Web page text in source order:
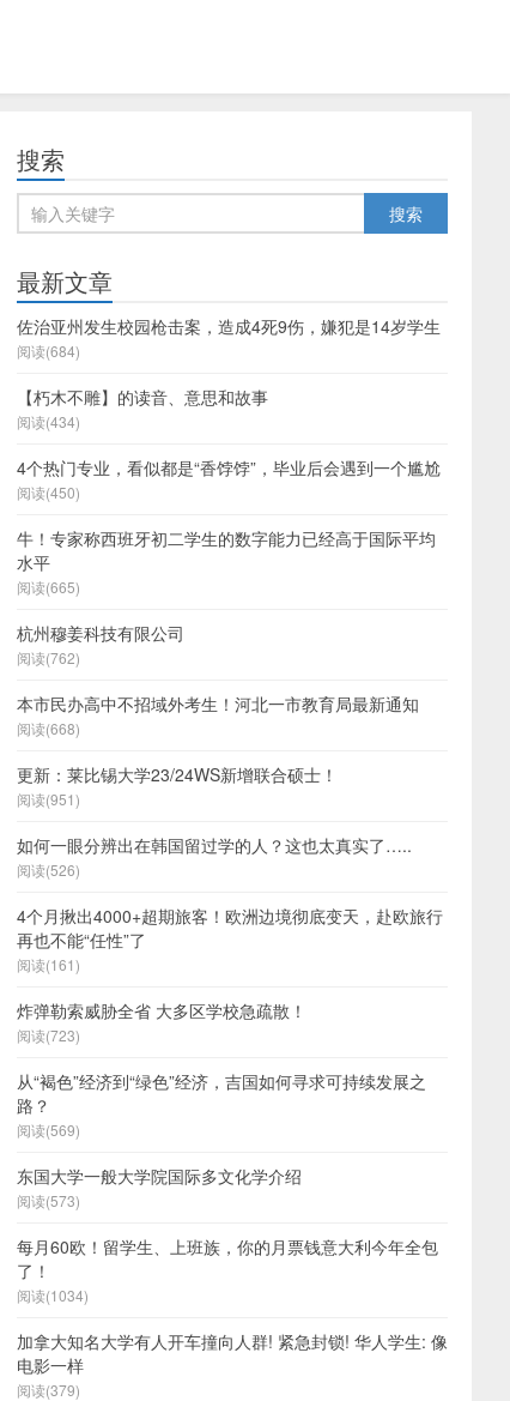
搜索
最新文章
佐治亚州发生校园枪击案，造成4死9伤，嫌犯是14岁学生
阅读(684)
【朽木不雕】的读音、意思和故事
阅读(434)
4个热门专业，看似都是“香饽饽”，毕业后会遇到一个尴尬
阅读(450)
牛！专家称西班牙初二学生的数字能力已经高于国际平均
水平
阅读(665)
杭州穆姜科技有限公司
阅读(762)
本市民办高中不招域外考生！河北一市教育局最新通知
阅读(668)
更新：莱比锡大学23/24WS新增联合硕士！
阅读(951)
如何一眼分辨出在韩国留过学的人？这也太真实了…..
阅读(526)
4个月揪出4000+超期旅客！欧洲边境彻底变天，赴欧旅行
再也不能“任性”了
阅读(161)
炸弹勒索威胁全省 大多区学校急疏散！
阅读(723)
从“褐色”经济到“绿色”经济，吉国如何寻求可持续发展之
路？
阅读(569)
东国大学一般大学院国际多文化学介绍
阅读(573)
每月60欧！留学生、上班族，你的月票钱意大利今年全包
了！
阅读(1034)
加拿大知名大学有人开车撞向人群! 紧急封锁! 华人学生: 像
电影一样
阅读(379)